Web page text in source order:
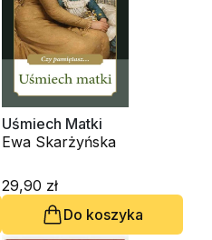
Uśmiech Matki
Ewa Skarżyńska
29,90 zł
Do koszyka